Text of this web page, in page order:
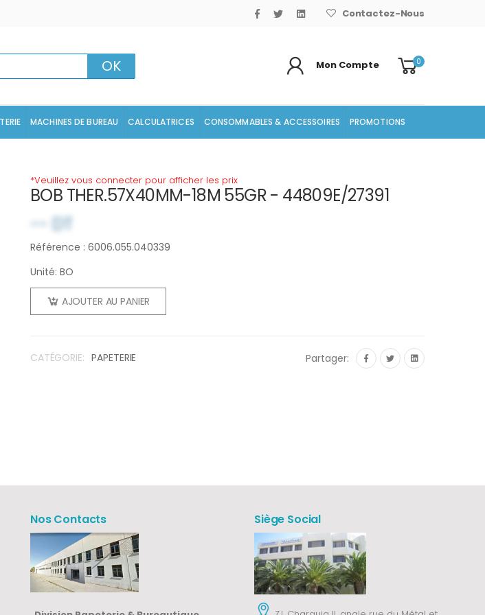
Contactez-Nous
OK Mon Compte 0
MACHINES DE BUREAU CALCULATRICES CONSOMMABLES & ACCESSOIRES PROMOTIONS
*Veuillez vous connecter pour afficher les prix
BOB THER.57X40MM-18M 55GR - 44809E/27391
-- DT
Référence : 6006.055.040339
Unité: BO
AJOUTER AU PANIER
CATÉGORIE: PAPETERIE Partager:
Nos Contacts Siège Social